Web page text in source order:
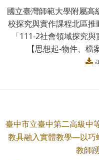
國立臺灣師範大學附屬
校探究與實作課程北區
「111-2社會領域探究
【思想起-物件、
臺中市立臺中第二高級中
教具融入實體教學—以巧
教師